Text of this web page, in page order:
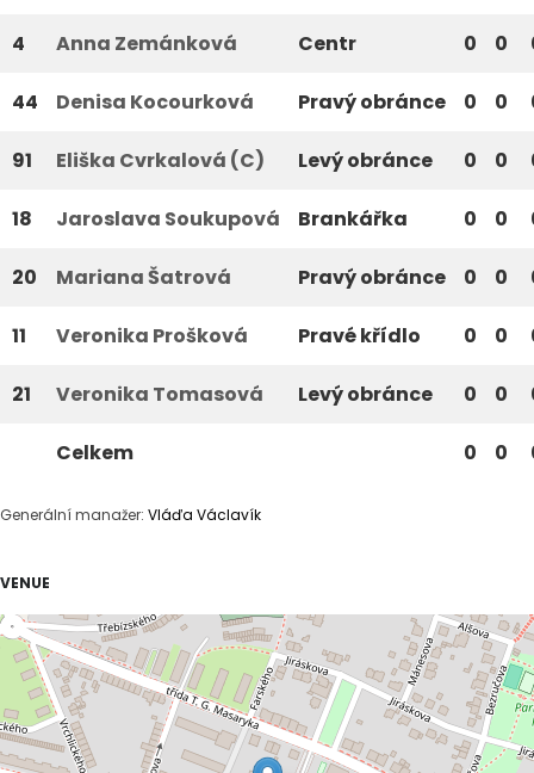
4 Anna Zemánková Centr 0 0
44 Denisa Kocourková Pravý obránce 0 0
91 Eliška Cvrkalová (C) Levý obránce 0 0
18 Jaroslava Soukupová Brankářka 0 0
20 Mariana Šatrová Pravý obránce 0 0
11 Veronika Prošková Pravé křídlo 0 0
21 Veronika Tomasová Levý obránce 0 0
Celkem 0 0
Generální manažer: Vláďa Václavík
VENUE